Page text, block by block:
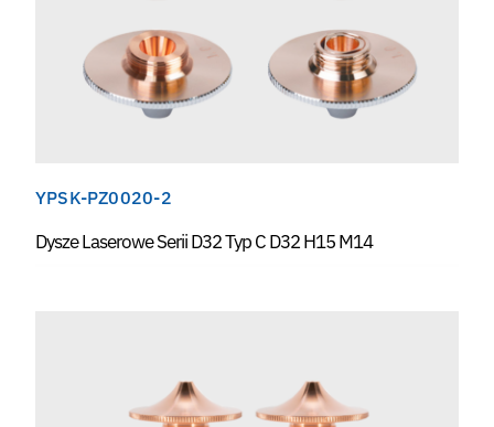
YPSK-PZ0020-2
Dysze Laserowe Serii D32 Typ C D32 H15 M14